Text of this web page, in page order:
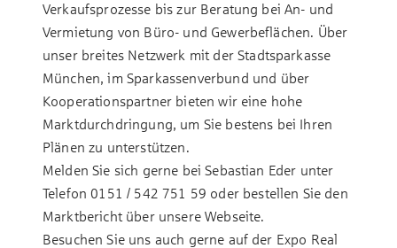
Verkaufsprozesse bis zur Beratung bei An- und
Vermietung von Büro- und Gewerbeflächen. Über
unser breites Netzwerk mit derStadtsparkasse
München, im Sparkassenverbund und über
Kooperationspartner bieten wir eine hohe
Marktdurchdringung, um Sie bestens bei Ihren
Plänen zu unterstützen.
Melden Sie sich gerne bei Sebastian Eder unter
Telefon 0151 / 542 751 59 oder bestellen Sie den
Marktbericht über unsereWebseite.
Besuchen Sie uns auch gerne auf der Expo Real